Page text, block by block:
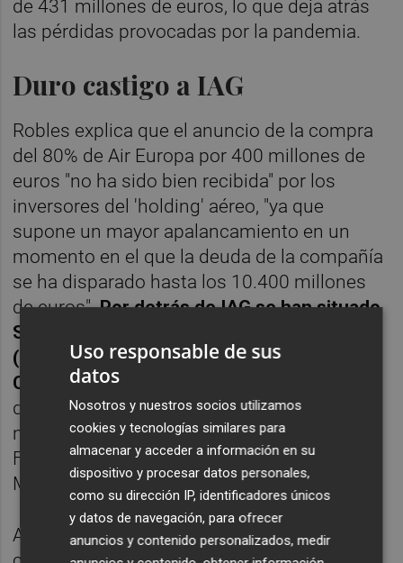
de 431 millones de euros, lo que deja atrás
las pérdidas provocadas por la pandemia.
Duro castigo a IAG
Robles explica que el anuncio de la compra
del 80% de Air Europa por 400 millones de
euros "no ha sido bien recibida" por los
inversores del 'holding' aéreo, "ya que
supone un mayor apalancamiento en un
momento en el que la deuda de la compañía
se ha disparado hasta los 10.400 millones
de euros".Por detrás de IAG se han situado
Solaria (-2,61%), Rovi (-2,41%), Grifols
(-2,29%), Fluidra (-1,77%), Indra (-1,51%),
Colonial (-1,48%) y Merlin (-1,26%).
de bolsas europeas también han cerrado en
negativo, con una caída del 1,81% en
Fráncfort, del 1,78% en París, del 1,07% en
Milán y del 0,37% en Londres.
Asimismo, el precio del barril de petróleo de
Uso responsable de sus
datos
Nosotros y nuestros socios utilizamos
cookies y tecnologías similares para
almacenar y acceder a información en su
dispositivo y procesar datos personales,
como su dirección IP, identificadores únicos
y datos de navegación, para ofrecer
anuncios y contenido personalizados, medir